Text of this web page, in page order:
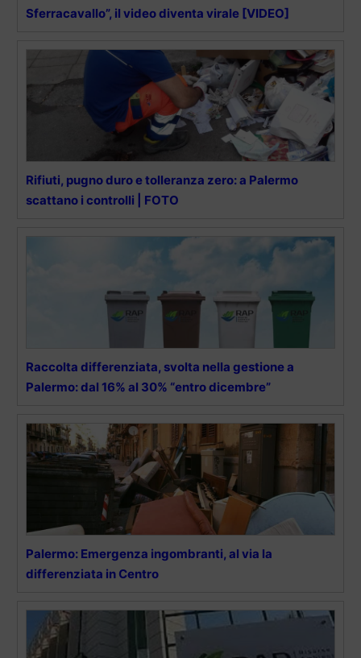
Sferracavallo”, il video diventa virale [VIDEO]
Rifiuti, pugno duro e tolleranza zero: a Palermo
scattano i controlli | FOTO
Raccolta differenziata, svolta nella gestione a
Palermo: dal 16% al 30% “entro dicembre”
Palermo: Emergenza ingombranti, al via la
differenziata in Centro